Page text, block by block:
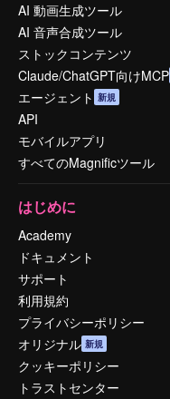
AI 動画生成ツール
AI 音声合成ツール
ストックコンテンツ
Claude/ChatGPT向けMCP
エージェント 新規
API
モバイルアプリ
すべてのMagnificツール
はじめに
Academy
ドキュメント
サポート
利用規約
プライバシーポリシー
オリジナル 新規
クッキーポリシー
トラストセンター